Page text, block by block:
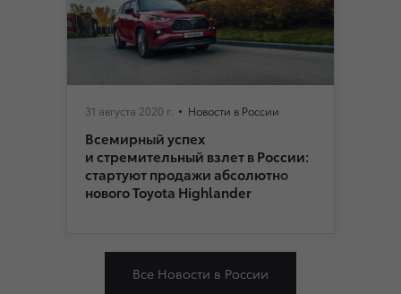
31 августа 2020 г. Новости в России
Всемирный успех
и стремительный взлет в России:
стартуют продажи абсолютно
нового Toyota Highlander
Все Новости в России